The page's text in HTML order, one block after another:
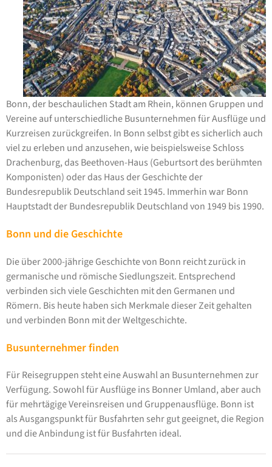
Bonn, der beschaulichen Stadt am Rhein, können Gruppen und
Vereine auf unterschiedliche Busunternehmen für Ausflüge und
Kurzreisen zurückgreifen. In Bonn selbst gibt es sicherlich auch
viel zu erleben und anzusehen, wie beispielsweise Schloss
Drachenburg, das Beethoven-Haus (Geburtsort des berühmten
Komponisten) oder das Haus der Geschichte der
Bundesrepublik Deutschland seit 1945. Immerhin war Bonn
Hauptstadt der Bundesrepublik Deutschland von 1949 bis 1990.
Bonn und die Geschichte
Die über 2000-jährige Geschichte von Bonn reicht zurück in
germanische und römische Siedlungszeit. Entsprechend
verbinden sich viele Geschichten mit den Germanen und
Römern. Bis heute haben sich Merkmale dieser Zeit gehalten
und verbinden Bonn mit der Weltgeschichte.
Busunternehmer finden
Für Reisegruppen steht eine Auswahl an Busunternehmen zur
Verfügung. Sowohl für Ausflüge ins Bonner Umland, aber auch
für mehrtägige Vereinsreisen und Gruppenausflüge. Bonn ist
als Ausgangspunkt für Busfahrten sehr gut geeignet, die Region
und die Anbindung ist für Busfahrten ideal.